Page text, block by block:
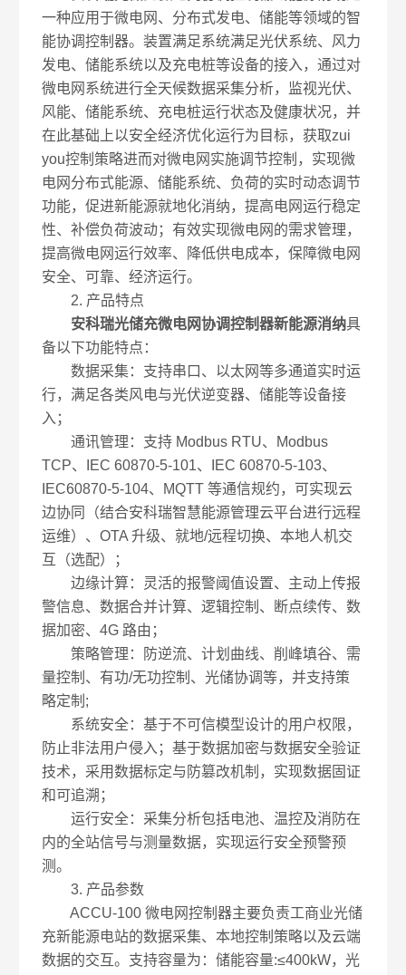
一种应用于微电网、分布式发电、储能等领域的智
能协调控制器。装置满足系统满足光伏系统、风力
发电、储能系统以及充电桩等设备的接入，通过对
微电网系统进行全天候数据采集分析，监视光伏、
风能、储能系统、充电桩运行状态及健康状况，并
在此基础上以安全经济优化运行为目标，获取zui
you控制策略进而对微电网实施调节控制，实现微
电网分布式能源、储能系统、负荷的实时动态调节
功能，促进新能源就地化消纳，提高电网运行稳定
性、补偿负荷波动；有效实现微电网的需求管理，
提高微电网运行效率、降低供电成本，保障微电网
安全、可靠、经济运行。
2. 产品特点
安科瑞光储充微电网协调控制器新能源消纳具
备以下功能特点：
数据采集：支持串口、以太网等多通道实时运
行，满足各类风电与光伏逆变器、储能等设备接
入；
通讯管理：支持 Modbus RTU、Modbus
TCP、IEC 60870-5-101、IEC 60870-5-103、
IEC60870-5-104、MQTT 等通信规约，可实现云
边协同（结合安科瑞智慧能源管理云平台进行远程
运维）、OTA 升级、就地/远程切换、本地人机交
互（选配）；
边缘计算：灵活的报警阈值设置、主动上传报
警信息、数据合并计算、逻辑控制、断点续传、数
据加密、4G 路由；
策略管理：防逆流、计划曲线、削峰填谷、需
量控制、有功/无功控制、光储协调等，并支持策
略定制;
系统安全：基于不可信模型设计的用户权限，
防止非法用户侵入；基于数据加密与数据安全验证
技术，采用数据标定与防篡改机制，实现数据固证
和可追溯；
运行安全：采集分析包括电池、温控及消防在
内的全站信号与测量数据，实现运行安全预警预
测。
3. 产品参数
ACCU-100 微电网控制器主要负责工商业光储
充新能源电站的数据采集、本地控制策略以及云端
数据的交互。支持容量为：储能容量:≤400kW，光